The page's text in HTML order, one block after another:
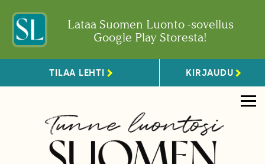
Lataa Suomen Luonto -sovellus
Google Play Storesta!
TILAA LEHTI KIRJAUDU